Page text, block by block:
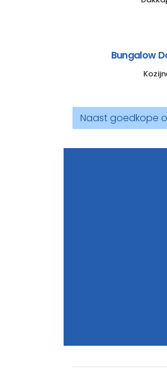
Bungalow
Naast goedkope